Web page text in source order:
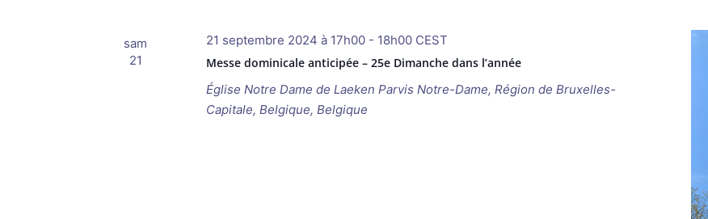
sam
21
Messe dominicale anticipée – 25e Dimanche dans l’année
21 septembre 2024 à 17h00- 18h00 CEST
Église Notre Dame de Laeken Parvis Notre-Dame, Région de Bruxelles-
Capitale, Belgique, Belgique